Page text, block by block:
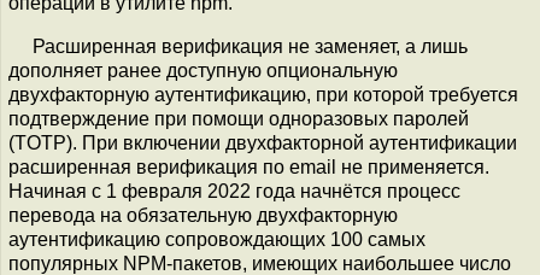
Расширенная верификация не заменяет, а лишь
дополняет ранее доступную опциональную
двухфакторную аутентификацию, при которой требуется
подтверждение при помощи одноразовых паролей
(TOTP). При включении двухфакторной аутентификации
расширенная верификация по email не применяется.
Начиная с 1 февраля 2022 года начнётся процесс
перевода на обязательную двухфакторную
аутентификацию сопровождающих 100 самых
популярных NPM-пакетов, имеющих наибольшее число